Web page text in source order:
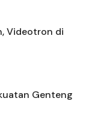
Videotron di
Genteng